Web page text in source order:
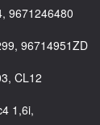
9671246480
96714951ZD
CL12
1,6i,